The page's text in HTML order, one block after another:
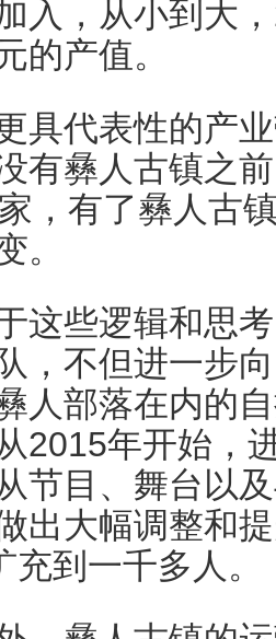
入，从小到大
的产值。
代表性的产业
有彝人古镇之
，有了彝人古
。
些逻辑和思考
，不但进一步
人部落在内的
2015年开始，
节目、舞台以
出大幅调整和
到一千多人。